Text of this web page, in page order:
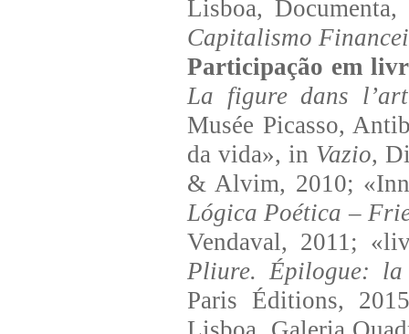
Lisboa,
Capitalismo
Participação em
La figure dans l’art
Musée Picasso,
da vida», in Vazio,
& Alvim, 2010;
Lógica Poética –
Vendaval, 2011;
Pliure. Épilogue: la
Paris Éditions,